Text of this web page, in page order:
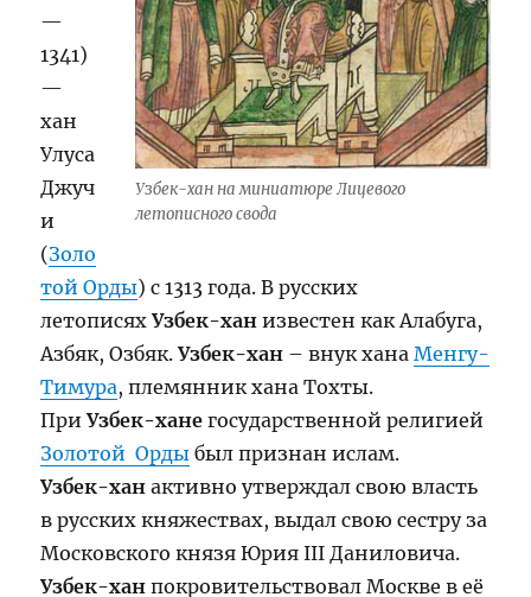
Узбек-хан на миниатюре Лицевого
летописного свода
—
1341)
—
хан
Улуса
Джуч
и
(Золо
той Орды) с 1313 года. В русских
летописяхУзбек-хан известен как Алабуга,
Азбяк, Озбяк.Узбек-хан – внук ханаМенгу-
Тимура, племянник хана Тохты.
ПриУзбек-хане государственной религией
Золотой Орды был признан ислам.
Узбек-хан активно утверждал свою власть
в русских княжествах, выдал свою сестру за
Московского князя Юрия III Даниловича.
Узбек-ханпокровительствовал Москве в её